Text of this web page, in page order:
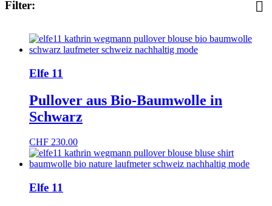
Filter:
CHF1-CHF961
(1)
(1)
Schweizer Design(81)
Elfe 11
Pullover aus Bio-Baumwolle in
Schwarz
CHF 230.00
Elfe 11